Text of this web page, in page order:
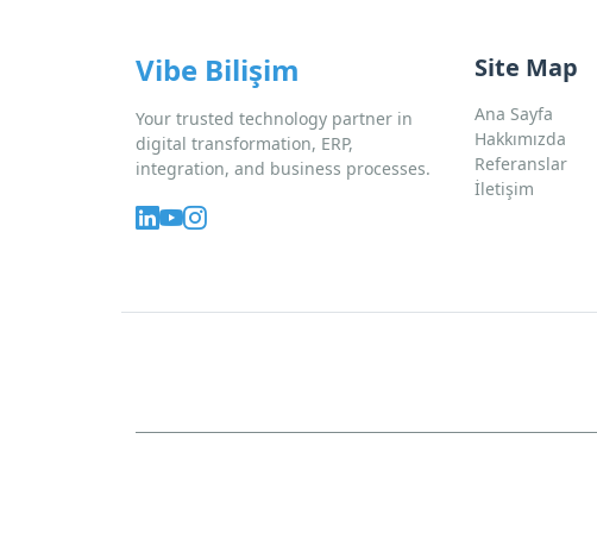
Vibe Bilişim
Your trusted technology partner in
digital transformation, ERP,
integration, and business processes.
Site Map
Ana Sayfa
Hakkımızda
Referanslar
İletişim